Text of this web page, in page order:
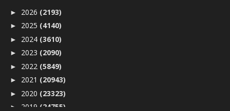
► 2026 (2193)
► 2025 (4140)
► 2024 (3610)
► 2023 (2090)
► 2022 (5849)
► 2021 (20943)
► 2020 (23323)
► 2019 (24755)